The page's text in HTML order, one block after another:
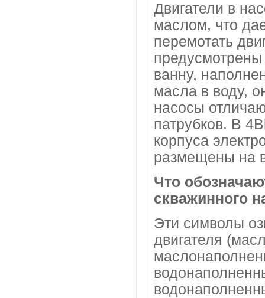
Двигатели в
маслом, что
перемотать
ванну,
масла в воду,
насосы
патрубков. В
корпуса
размещены на
Что
скважинного
Эти символы
двигателя